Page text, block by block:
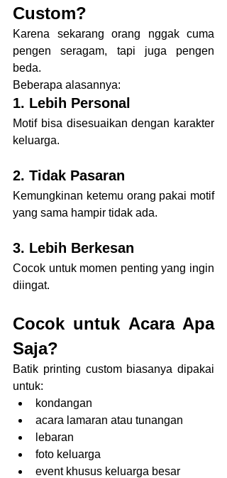
Custom?
Karena sekarang orang nggak cuma
pengen seragam, tapi juga pengen
beda.
Beberapa alasannya:
1. Lebih Personal
Motif bisa disesuaikan dengan karakter
keluarga.
2. Tidak Pasaran
Kemungkinan ketemu orang pakai motif
yang sama hampir tidak ada.
3. Lebih Berkesan
Cocok untuk momen penting yang ingin
diingat.
Cocok untuk Acara Apa
Saja?
Batik printing custom biasanya dipakai
untuk:
kondangan
acara lamaran atau tunangan
lebaran
foto keluarga
event khusus keluarga besar